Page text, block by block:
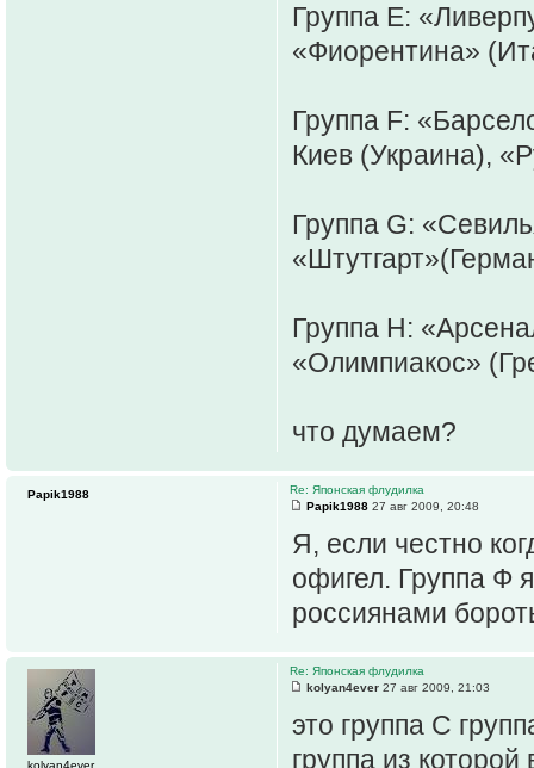
Группа E:
«Фиорентина»
Группа F:
Киев (Украина),
Группа G:
Группа H:
«Олимпиакос»
что думаем?
Re: Японская флудилка
Papik1988 27 авг 2009, 20:48
Я, если честно
офигел. Группа Ф
россиянами
Papik1988
Re: Японская флудилка
kolyan4ever 27 авг 2009, 21:03
это группа С
группа из
kolyan4ever